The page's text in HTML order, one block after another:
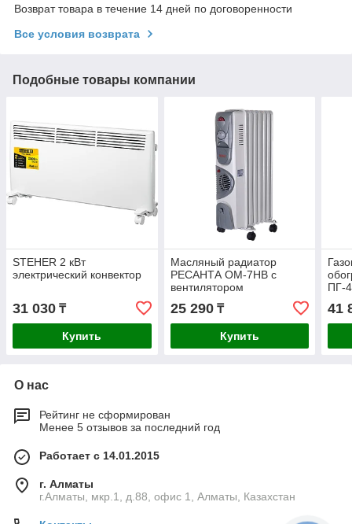
Возврат товара в течение 14 дней по договоренности
Все условия возврата
Подобные товары компании
STEHER 2 кВт
электрический конвектор
31 030 ₸
Купить
Масляный радиатор
РЕСАНТА ОМ-7НВ с
вентилятором
25 290₸
Купить
ПГ-
41
О нас
Рейтинг не сформирован
Менее 5 отзывов за последний год
Работает с 14.01.2015
г. Алматы
г.Алматы, мкр.1, д.88, офис 1, Алматы, Казахстан